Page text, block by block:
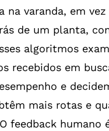
na varanda, em vez
de um planta,
algoritmos
recebidos em
e
mais rotas e
feedback humano